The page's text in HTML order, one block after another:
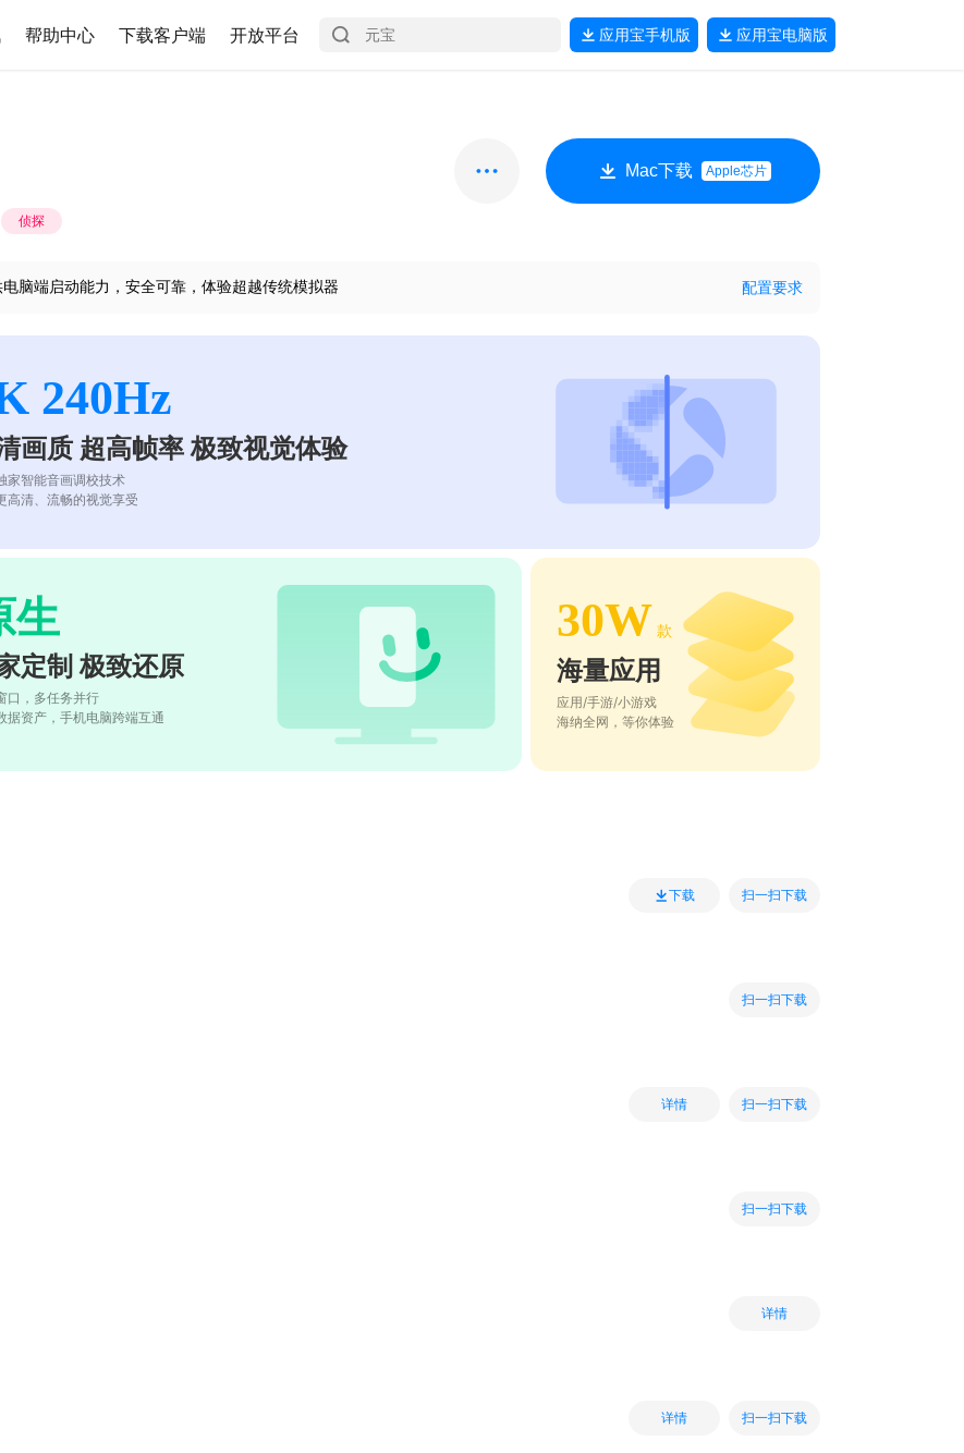
帮助中心 下载客户端 开放平台 应用宝手机版 应用宝电脑版
侦探
Mac下载 Apple芯片
脑端启动能力，安全可靠，体验超越传统模拟器 配置要求
240Hz
画质 超高帧率 极致视觉体验
家智能音画调校技术
高清、流畅的视觉享受
生
定制 极致还原
口，多任务并行
据资产，手机电脑跨端互通
30W 款
海量应用
应用/手游/小游戏
海纳全网，等你体验
下载 扫一扫下载
扫一扫下载
详情 扫一扫下载
扫一扫下载
详情
详情 扫一扫下载